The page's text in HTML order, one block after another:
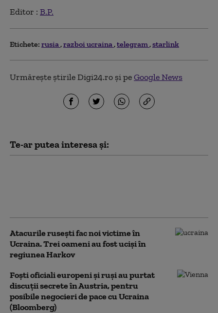
Editor : B.P.
Etichete: rusia razboi ucraina telegram starlink
Urmărește știrile Digi24.ro și peGoogle News
Te-ar putea interesa și:
Atacurile rusești fac noi victime în
Ucraina. Trei oameni au fost uciși în
regiunea Harkov
Foști oficiali europeni și ruși au purtat
discuții secrete în Austria, pentru
posibile negocieri de pace cu Ucraina
(Bloomberg)